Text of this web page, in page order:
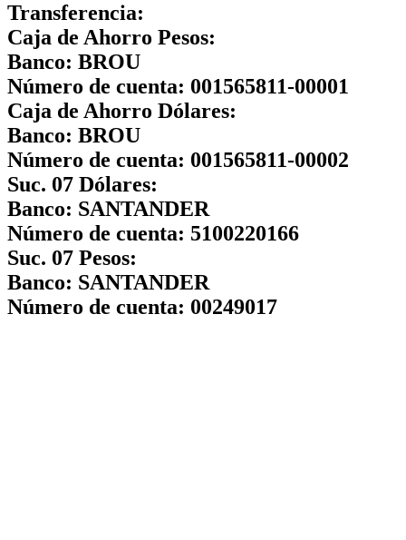
Transferencia:
Caja de Ahorro Pesos:
Banco: BROU
Número de cuenta: 001565811-00001
Caja de Ahorro Dólares:
Banco: BROU
Número de cuenta: 001565811-00002
Suc. 07 Dólares:
Banco: SANTANDER
Número de cuenta: 5100220166
Suc. 07 Pesos:
Banco: SANTANDER
Número de cuenta: 00249017